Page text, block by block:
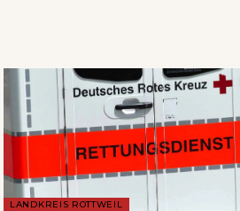
LANDKREIS ROTTWEIL